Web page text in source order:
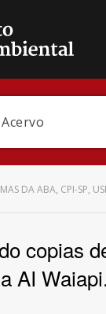
DA ABA, CPI-SP,
copias
AI